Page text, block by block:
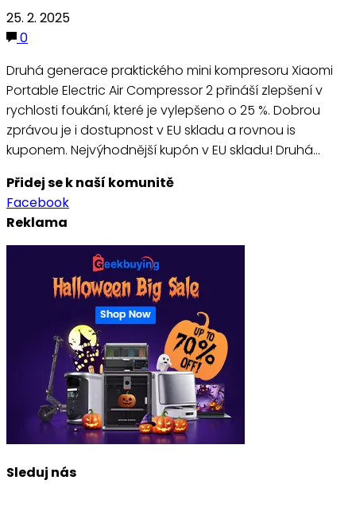
25. 2. 2025
0
Druhá generace praktického mini kompresoru Xiaomi
Portable Electric Air Compressor 2 přináší zlepšení v
rychlosti foukání, které je vylepšeno o 25 %. Dobrou
zprávou je i dostupnost v EU skladu a rovnou is
kuponem. Nejvýhodnější kupón v EU skladu! Druhá…
Přidej se k naší komunitě
Facebook
Reklama
Sleduj nás